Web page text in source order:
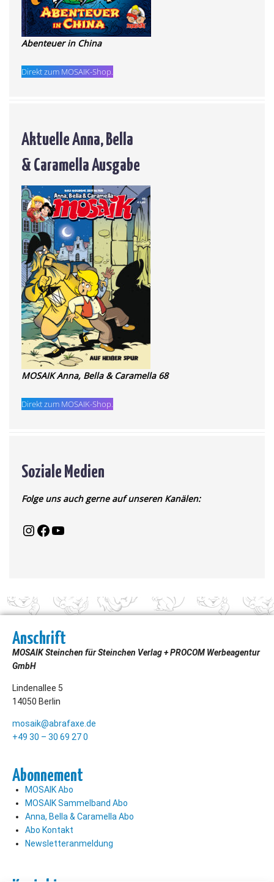
Abenteuer in China
Direkt zum MOSAIK-Shop.
Aktuelle Anna, Bella
& Caramella Ausgabe
MOSAIK Anna, Bella & Caramella 68
Direkt zum MOSAIK-Shop.
Soziale Medien
Folge uns auch gerne auf unseren Kanälen:
Anschrift
MOSAIK Steinchen für Steinchen Verlag + PROCOM Werbeagentur
GmbH
Lindenallee 5
14050 Berlin
mosaik@abrafaxe.de
+49 30 – 30 69 27 0
Abonnement
MOSAIK Abo
MOSAIK Sammelband Abo
Anna, Bella & Caramella Abo
Abo Kontakt
Newsletteranmeldung